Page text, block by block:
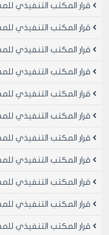
قرار المكتب التنفيذي للمدينة رقم
قرار المكتب التنفيذي للمدينة رقم
قرار المكتب التنفيذي للمدينة رقم
قرار المكتب التنفيذي للمدينة رقم
قرار المكتب التنفيذي للمدينة رقم
قرار المكتب التنفيذي للمدينة رقم
قرار المكتب التنفيذي للمدينة رقم
قرار المكتب التنفيذي للمدينة رقم
قرار المكتب التنفيذي للمدينة رقم
قرار المكتب التنفيذي للمدينة رقم
قرار المكتب التنفيذي للمدينة رقم